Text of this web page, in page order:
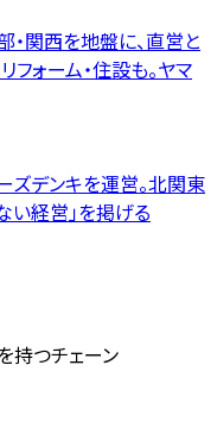
関西を地盤に、直営と
フォーム・住設も。ヤマ
デンキを運営。北関東
い経営」を掲げる
持つチェーン